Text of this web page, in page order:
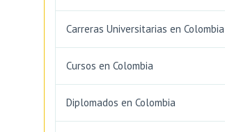
Carreras Universitarias en Colombia
Cursos en Colombia
Diplomados en Colombia